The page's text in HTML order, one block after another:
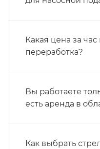
Какая цена за час
переработка?
Вы работаете
есть аренда в
Как выбрать